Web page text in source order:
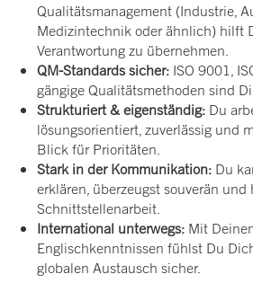
Qualitätsmanagement (Industrie,
Medizintechnik oder ähnlich) hilft
Verantwortung zu übernehmen.
QM-Standards sicher: ISO 9001,
gängige Qualitätsmethoden sind
Strukturiert & eigenständig: Du
lösungsorientiert, zuverlässig und
Blick für Prioritäten.
Stark in der Kommunikation: Du
erklären, überzeugst souverän und
Schnittstellenarbeit.
International unterwegs: Mit
Englischkenntnissen fühlst Du
globalen Austausch sicher.